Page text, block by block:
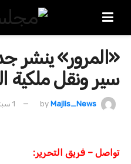
«المرور»
سير ونقل ملكية
by Majlis_News 1 سبتمبر، 2020
تواصل – فريق التحرير: